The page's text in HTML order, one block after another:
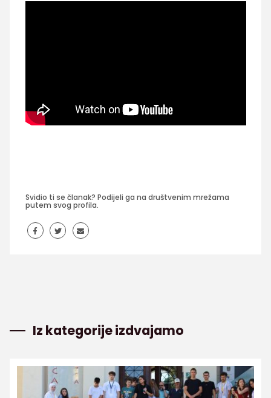
Svidio ti se članak? Podijeli ga na društvenim mrežama
putem svog profila.
Iz kategorije izdvajamo